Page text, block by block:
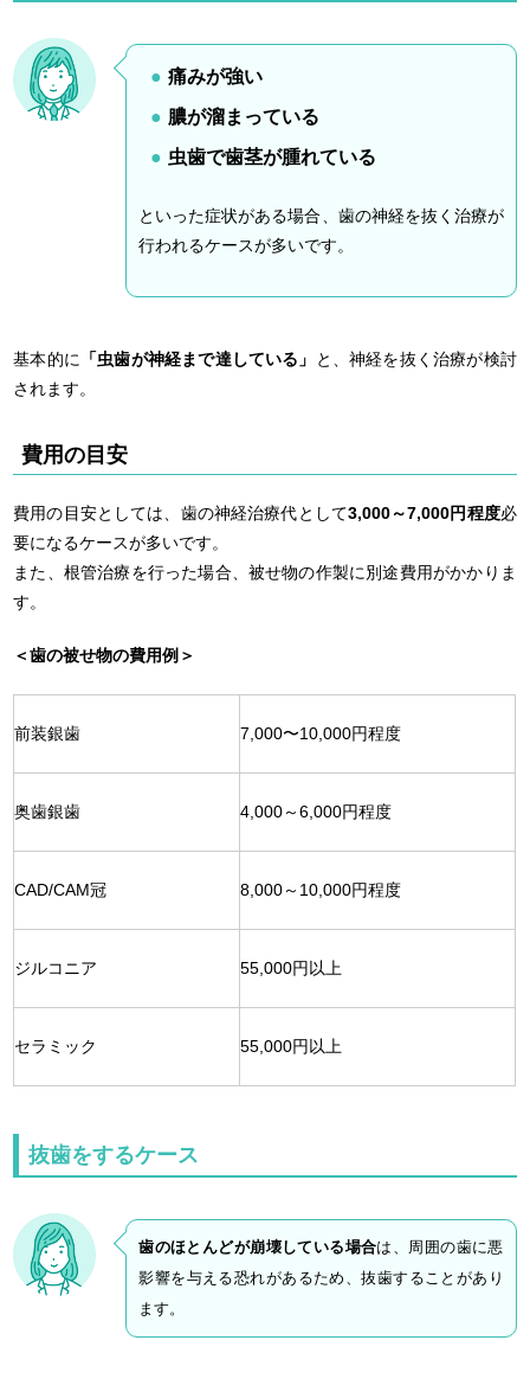
痛みが強い
膿が溜まっている
虫歯で歯茎が腫れている
といった症状がある場合、歯の神経を抜く治療が
行われるケースが多いです。
基本的に 「虫歯が神経まで達している」
と、神経を抜く治療が検討
されます。
費用の目安
費用の目安としては、歯の神経治療代として3,000～7,000円程度必
要になるケースが多いです。
また、根管治療を行った場合、被せ物の作製に別途費用がかかりま
す。
＜歯の被せ物の費用例＞
前装銀歯 7,000〜10,000円程度
奥歯銀歯 4,000～6,000円程度
CAD/CAM冠 8,000～10,000円程度
ジルコニア 55,000円以上
セラミック 55,000円以上
抜歯をするケース
歯のほとんどが崩壊している場合は、周囲の歯に悪
影響を与える恐れがあるため、抜歯することがあり
ます。